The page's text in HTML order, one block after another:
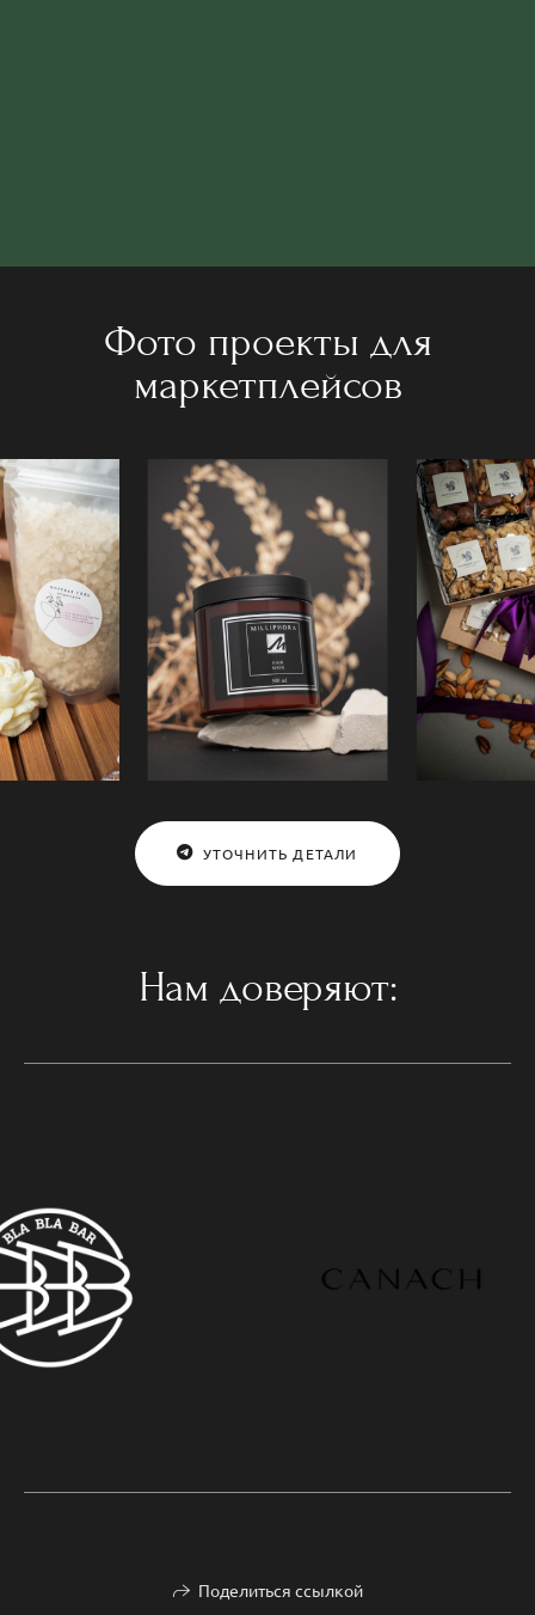
Фото проекты для
маркетплейсов
УТОЧНИТЬ ДЕТАЛИ
Нам доверяют:
Поделиться ссылкой